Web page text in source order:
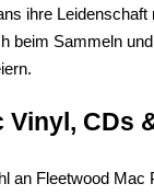
ihre Leidenschaft
beim Sammeln
Vinyl, CDs
an Fleetwood Mac